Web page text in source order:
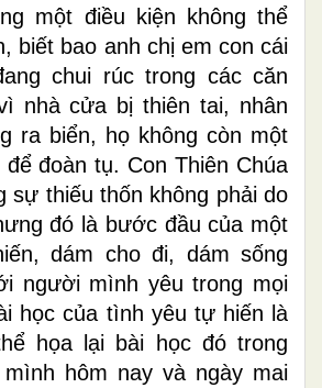
một điều kiện không thể
biết bao anh chị em con cái
chui rúc trong các căn
nhà cửa bị thiên tai, nhân
ra biển, họ không còn một
đoàn tụ. Con Thiên Chúa
sự thiếu thốn không phải do
đó là bước đầu của một
dám cho đi, dám sống
người mình yêu trong mọi
học của tình yêu tự hiến là
họa lại bài học đó trong
hôm nay và ngày mai